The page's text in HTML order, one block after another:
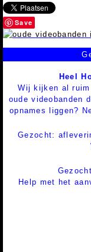
Save
Heel
Wij kijken al
oude videobanden
opnames liggen?
Gezocht:
Help met het